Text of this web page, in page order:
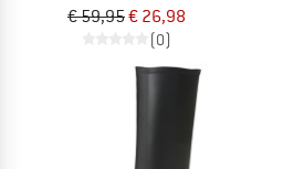
€ 59,95€ 26,98
(0)